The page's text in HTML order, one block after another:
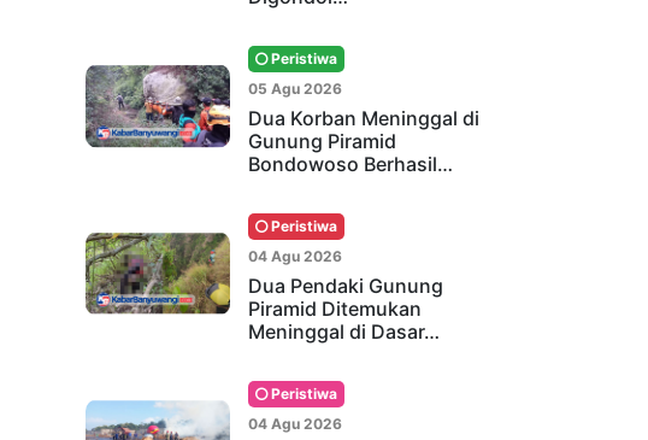
Peristiwa
05 Agu 2026
Dua Korban Meninggal di
Gunung Piramid
Bondowoso Berhasil…
Peristiwa
04 Agu 2026
Dua Pendaki Gunung
Piramid Ditemukan
Meninggal di Dasar…
Peristiwa
04 Agu 2026